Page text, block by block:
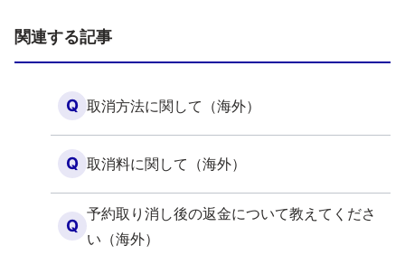
関連する記事
Q 取消方法に関して（海外）
Q 取消料に関して（海外）
Q
予約取り消し後の返金について教えてくださ
い（海外）